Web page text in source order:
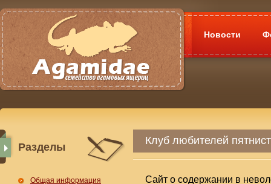
Новости
Разделы
Общая информация
Клуб любителей
Сайт о содержании в